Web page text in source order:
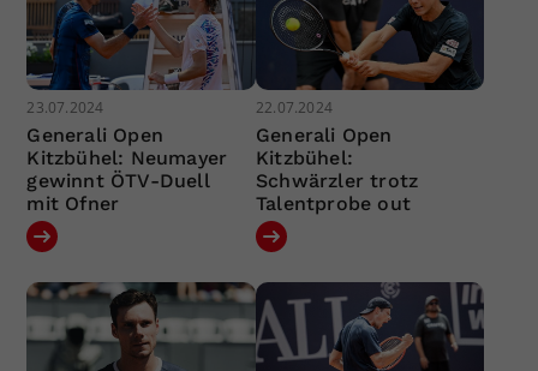
23.07.2024
Generali Open
Kitzbühel: Neumayer
gewinnt ÖTV-Duell
mit Ofner
22.07.2024
Generali Open
Kitzbühel:
Schwärzler trotz
Talentprobe out